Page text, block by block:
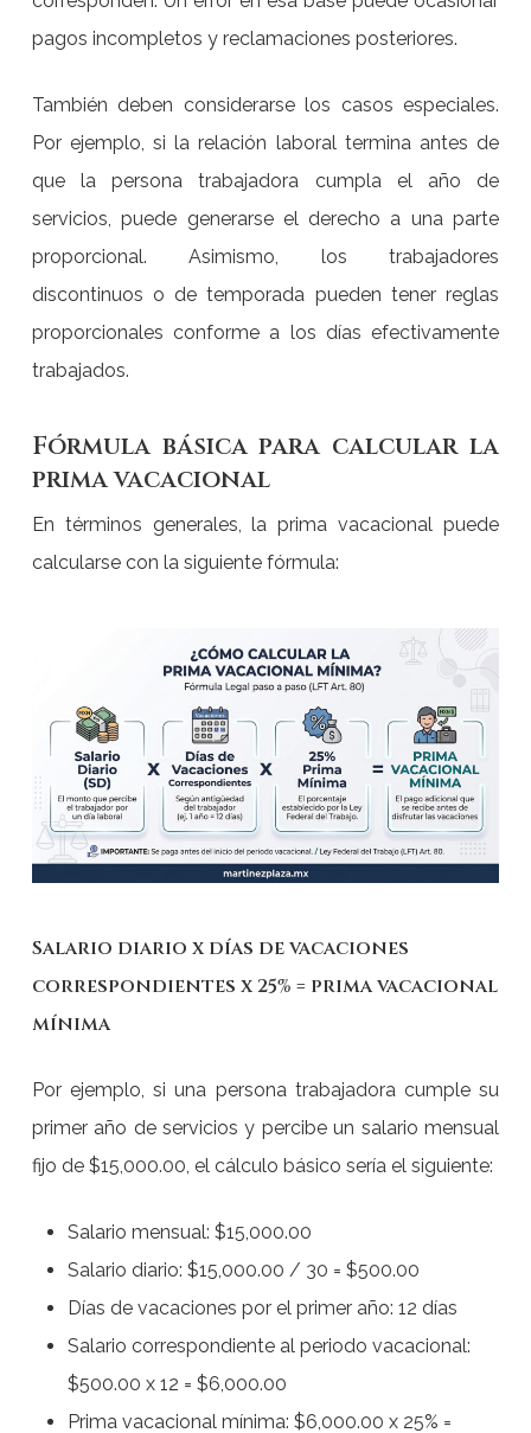
pagos incompletos y reclamaciones posteriores.
También deben considerarse los casos especiales.
Por ejemplo, si la relación laboral termina antes de
que la persona trabajadora cumpla el año de
servicios, puede generarse el derecho a una parte
proporcional. Asimismo, los trabajadores
discontinuos o de temporada pueden tener reglas
proporcionales conforme a los días efectivamente
trabajados.
Fórmula básica para calcular la
prima vacacional
En términos generales, la prima vacacional puede
calcularse con la siguiente fórmula:
Salario diario x días de vacaciones
correspondientes x 25% = prima vacacional
mínima
Por ejemplo, si una persona trabajadora cumple su
primer año de servicios y percibe un salario mensual
fijo de $15,000.00, el cálculo básico sería el siguiente:
Salario mensual: $15,000.00
Salario diario: $15,000.00 / 30 = $500.00
Días de vacaciones por el primer año: 12 días
Salario correspondiente al periodo vacacional:
$500.00 x 12 = $6,000.00
Prima vacacional mínima: $6,000.00 x 25% =